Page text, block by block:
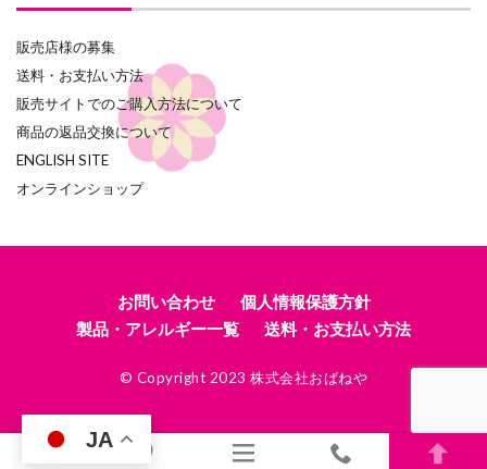
販売店様の募集
送料・お支払い方法
販売サイトでのご購入方法について
商品の返品交換について
ENGLISH SITE
オンラインショップ
お問い合わせ
個人情報保護方針
製品・アレルギー一覧
送料・お支払い方法
© Copyright 2023 株式会社おばねや
JA